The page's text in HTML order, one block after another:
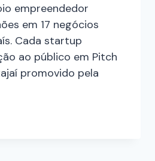
empreendedor
em 17 negócios
Cada startup
ao público em Pitch
promovido pela